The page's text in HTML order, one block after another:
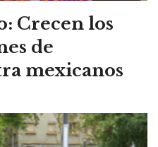
Crecen los
de
mexicanos